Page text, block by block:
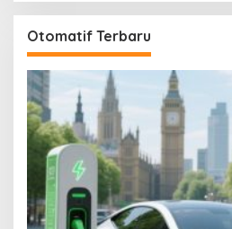
Otomatif Terbaru